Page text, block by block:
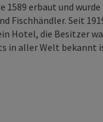
1589 erbaut und
Fischhändler. Seit
Hotel, die Besitzer
in aller Welt bekannt